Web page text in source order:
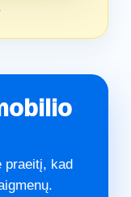
praeitį, kad